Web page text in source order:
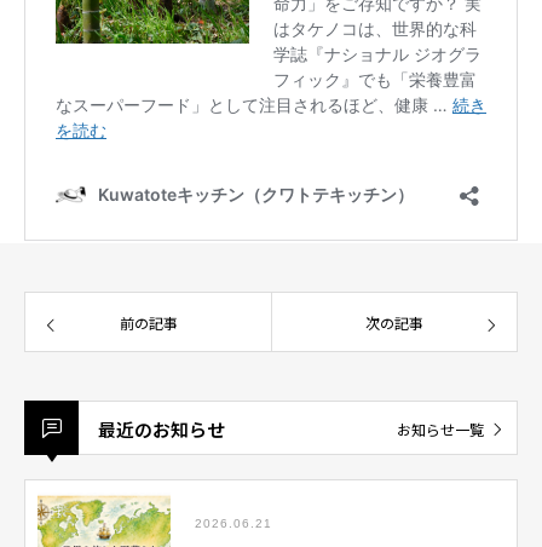
前の記事 次の記事
最近のお知らせ お知らせ一覧
2026.06.21